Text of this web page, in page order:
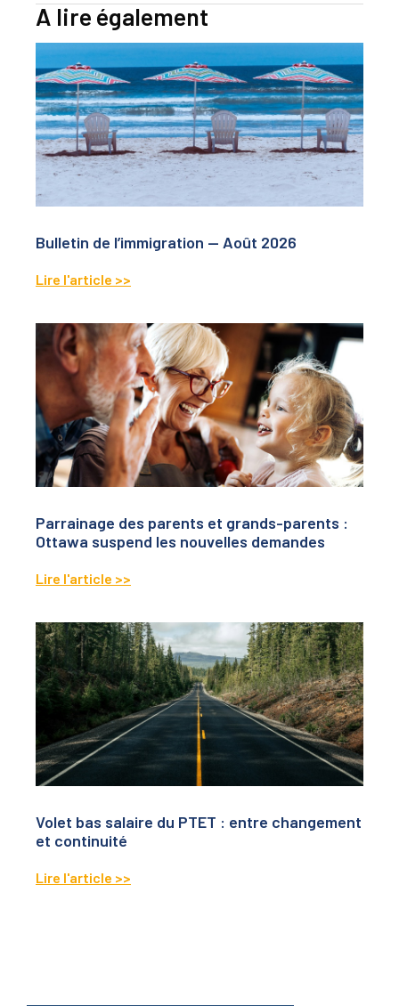
A lire également
Bulletin de l’immigration — Août 2026
Lire l'article >>
Parrainage des parents et grands-parents :
Ottawa suspend les nouvelles demandes
Lire l'article >>
Volet bas salaire du PTET : entre changement
et continuité
Lire l'article >>